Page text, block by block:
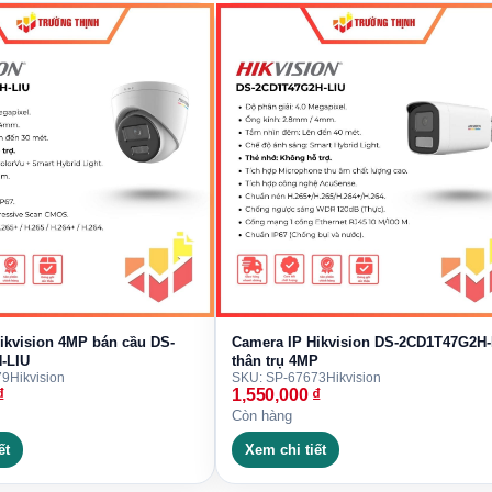
2CD1043G2-LIUF/SL là sự kết hợp thông minh giữa
Điểm đặc biệt của công nghệ này là khả năng linh
bối cảnh môi trường và sự kiện đang diễn ra.
độ hồng ngoại bí mật trong điều kiện không có sự cố
xóm. Tuy nhiên, ngay khi phát hiện có sự xuất hiện
kích hoạt ánh sáng trắng để ghi lại hình ảnh có màu
số xe một cách chính xác nhất. Đây là tính năng
trong phân khúc giám sát thông minh.
loa và đèn chớp của DS-
giám sát
Hikvision DS-2CD1043G2-LIUF/SL chính là
về điện thoại một cách thụ động, chiếc camera này
trường.
4MP bán cầu DS-
LIU
Hikvision
Camera IP Hikvision DS-
thân trụ 4MP
SKU: SP-67673 Hikvision
1,550,000 ₫
Còn hàng
Xem chi tiết